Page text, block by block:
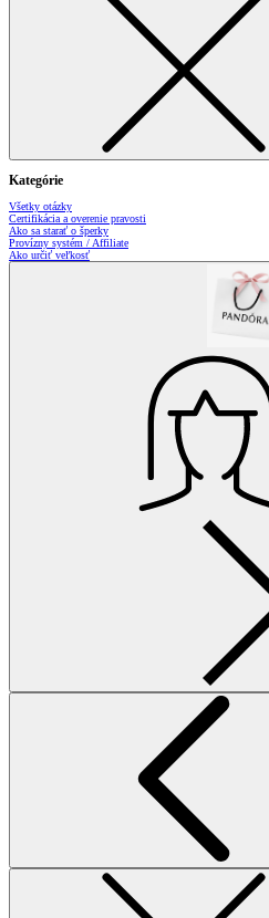
Kategórie
Všetky otázky
Certifikácia a overenie pravosti
Ako sa starať o šperky
Provízny systém / Affiliate
Ako určiť veľkosť